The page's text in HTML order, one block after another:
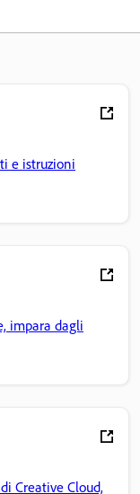
e istruzioni
impara dagli
Creative Cloud,